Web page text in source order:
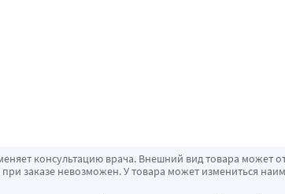
консультацию врача. Внешний вид товара может
заказе невозможен. У товара может измениться